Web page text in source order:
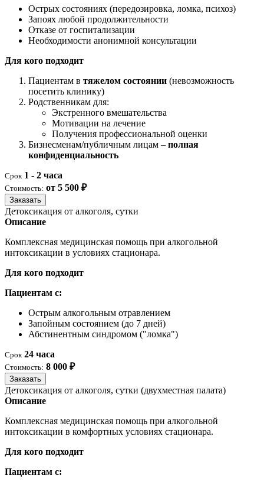
Острых состояниях (передозировка, ломка, психоз)
Запоях любой продолжительности
Отказе от госпитализации
Необходимости анонимной консультации
Для кого подходит
Пациентам в тяжелом состоянии (невозможность
посетить клинику)
Родственникам для:
Экстренного вмешательства
Мотивации на лечение
Получения профессиональной оценки
Бизнесменам/публичным лицам – полная
конфиденциальность
Срок 1 - 2 часа
Стоимость: от 5 500 ₽
Заказать
Детоксикация от алкоголя, сутки
Описание
Комплексная медицинская помощь при алкогольной
интоксикации в условиях стационара.
Для кого подходит
Пациентам с:
Острым алкогольным отравлением
Запойным состоянием (до 7 дней)
Абстинентным синдромом ("ломка")
Срок 24 часа
Стоимость: 8 000 ₽
Заказать
Детоксикация от алкоголя, сутки (двухместная палата)
Описание
Комплексная медицинская помощь при алкогольной
интоксикации в комфортных условиях стационара.
Для кого подходит
Пациентам с: